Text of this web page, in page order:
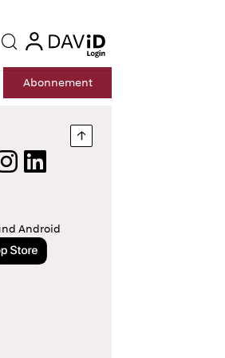
Suche login
Abonnement
Nach oben springen
LinkedIn
Android
App Store